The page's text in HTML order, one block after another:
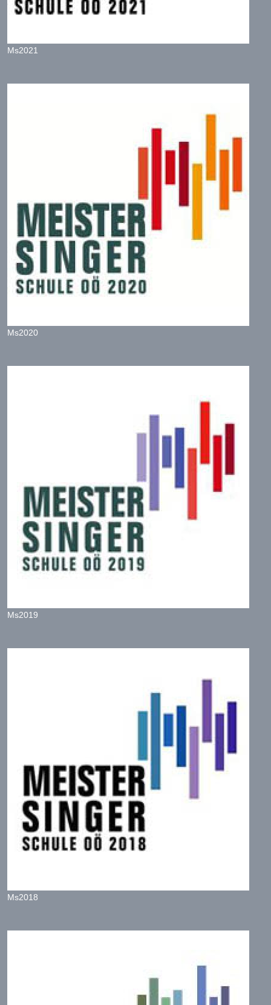
Ms2021
Ms2020
Ms2019
Ms2018